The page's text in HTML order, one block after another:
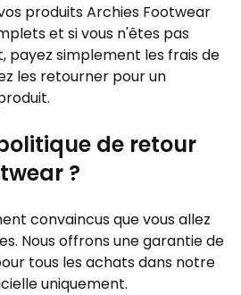
produits Archies Footwear
et si vous n'êtes pas
payez simplement les frais de
les retourner pour un
de retour
?
convaincus que vous allez
Nous offrons une garantie de
tous les achats dans notre
uniquement.